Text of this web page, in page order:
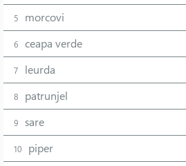
5 morcovi
6 ceapa verde
7 leurda
8 patrunjel
9 sare
10 piper